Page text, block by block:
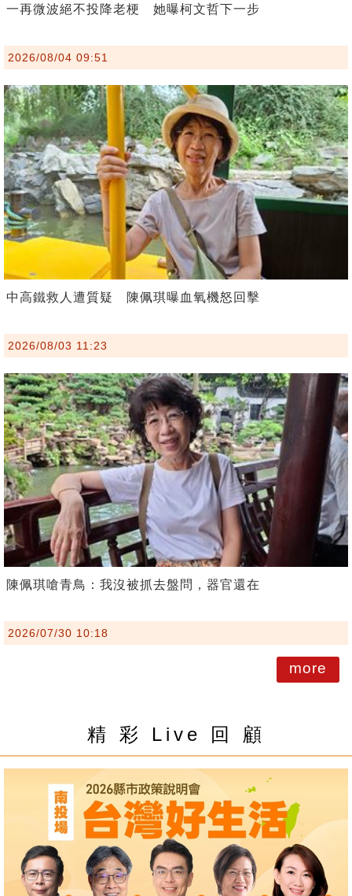
一再微波絕不投降老梗 她曝柯文哲下一步
2026/08/04 09:51
中高鐵救人遭質疑 陳佩琪曝血氧機怒回擊
2026/08/03 11:23
陳佩琪嗆青鳥：我沒被抓去盤問，器官還在
2026/07/30 10:18
more
精 彩 Live 回 顧